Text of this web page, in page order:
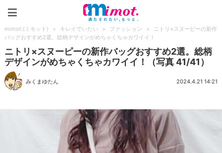
mimot.(ミモット) > キレイでいたい > ファッション >
ニトリ×スヌーピーの新作
バッグおすすめ2選。総柄デザインがめちゃくちゃカワイイ！
ニトリ×スヌーピーの新作バッグおすすめ2選。総柄
デザインがめちゃくちゃカワイイ！（写真 41/41）
みくまゆたん 2024.4.21 14:21